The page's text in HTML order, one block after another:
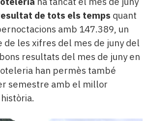
de tots els temps quant
amb 147.389, un
de les xifres del mes de juny del
resultats del mes de juny en
han permès també
semestre amb el millor